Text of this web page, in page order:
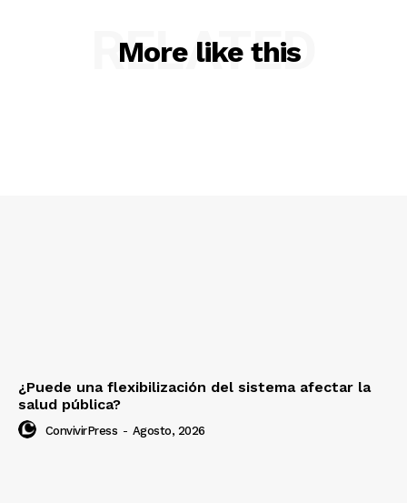
More like this
RELATED
¿Puede una flexibilización del sistema afectar la
salud pública?
ConvivirPress - Agosto, 2026